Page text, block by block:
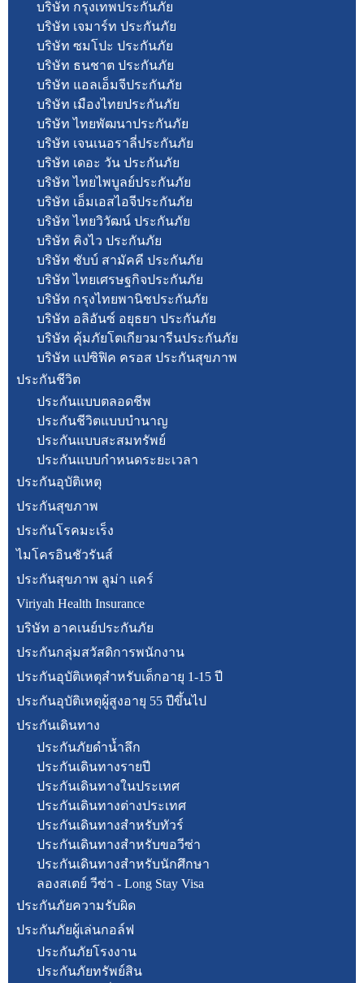
บริษัท กรุงเทพประกันภัย
บริษัท เจมาร์ท ประกันภัย
บริษัท ซมโปะ ประกันภัย
บริษัท ธนชาต ประกันภัย
บริษัท แอลเอ็มจีประกันภัย
บริษัท เมืองไทยประกันภัย
บริษัท ไทยพัฒนาประกันภัย
บริษัท เจนเนอราลี่ประกันภัย
บริษัท เดอะ วัน ประกันภัย
บริษัท ไทยไพบูลย์ประกันภัย
บริษัท เอ็มเอสไอจีประกันภัย
บริษัท ไทยวิวัฒน์ ประกันภัย
บริษัท คิงไว ประกันภัย
บริษัท ชับบ์ สามัคคี ประกันภัย
บริษัท ไทยเศรษฐกิจประกันภัย
บริษัท กรุงไทยพานิชประกันภัย
บริษัท อลิอันซ์ อยุธยา ประกันภัย
บริษัท คุ้มภัยโตเกียวมารีนประกันภัย
บริษัท แปซิฟิค ครอส ประกันสุขภาพ
ประกันชีวิต
ประกันแบบตลอดชีพ
ประกันชีวิตแบบบำนาญ
ประกันแบบสะสมทรัพย์
ประกันแบบกำหนดระยะเวลา
ประกันอุบัติเหตุ
ประกันสุขภาพ
ประกันโรคมะเร็ง
ไมโครอินชัวรันส์
ประกันสุขภาพ ลูม่า แคร์
Viriyah Health Insurance
บริษัท อาคเนย์ประกันภัย
ประกันกลุ่มสวัสดิการพนักงาน
ประกันอุบัติเหตุสำหรับเด็กอายุ 1-15 ปี
ประกันอุบัติเหตุผู้สูงอายุ 55 ปีขึ้นไป
ประกันเดินทาง
ประกันภัยดำน้ำลึก
ประกันเดินทางรายปี
ประกันเดินทางในประเทศ
ประกันเดินทางต่างประเทศ
ประกันเดินทางสำหรับทัวร์
ประกันเดินทางสำหรับขอวีซ่า
ประกันเดินทางสำหรับนักศึกษา
ลองสเตย์ วีซ่า - Long Stay Visa
ประกันภัยความรับผิด
ประกันภัยผู้เล่นกอล์ฟ
ประกันภัยโรงงาน
ประกันภัยทรัพย์สิน